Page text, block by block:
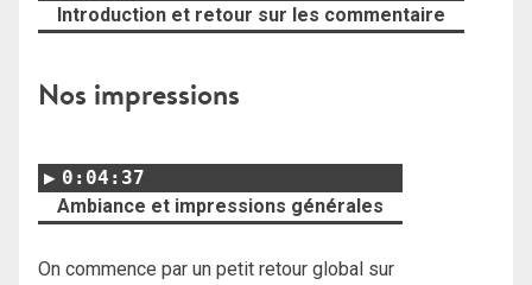
Introduction et retour sur les commentaire
Nos impressions
0:04:37
Ambiance et impressions générales
On commence par un petit retour global sur